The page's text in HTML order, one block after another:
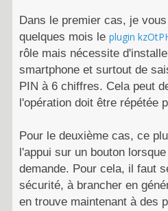
Dans le premier cas, je
quelques mois le plugin
rôle mais nécessite
smartphone et surtout de
PIN à 6 chiffres. Cela peut
l'opération doit être répétée
Pour le deuxième cas, ce
l'appui sur un bouton
demande. Pour cela, il faut
sécurité, à brancher en
en trouve maintenant à des